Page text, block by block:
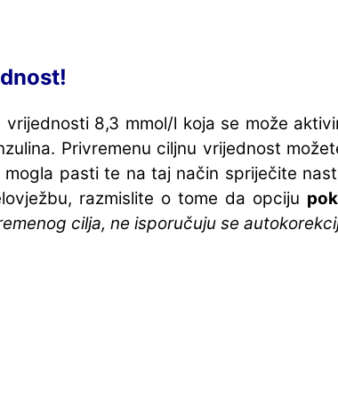
8,3 mmol/l koja se može
Privremenu ciljnu vrijednost
pasti te na taj način spriječite
razmislite o tome da opciju
cilja, ne isporučuju se